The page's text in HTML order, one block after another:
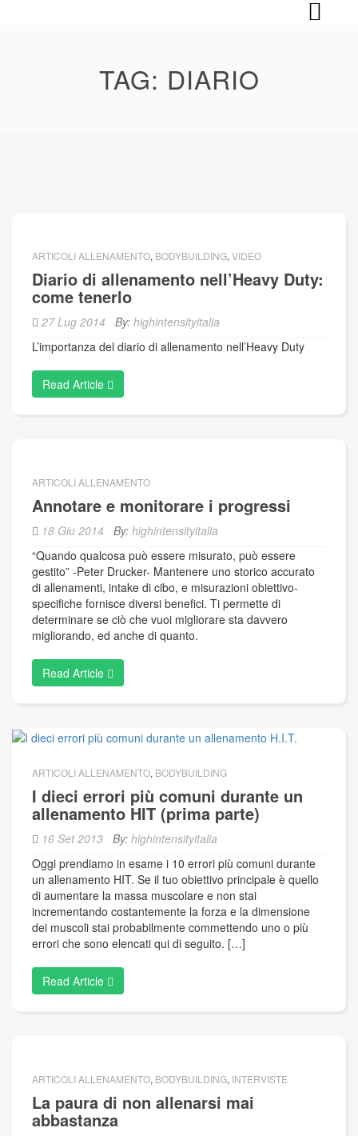
TAG: DIARIO
ARTICOLI ALLENAMENTO, BODYBUILDING, VIDEO
Diario di allenamento nell’Heavy Duty:
come tenerlo
27 Lug 2014 By: highintensityitalia
L’importanza del diario di allenamento nell’Heavy Duty
Read Article
ARTICOLI ALLENAMENTO
Annotare e monitorare i progressi
18 Giu 2014 By: highintensityitalia
“Quando qualcosa può essere misurato, può essere
gestito” -Peter Drucker- Mantenere uno storico accurato
di allenamenti, intake di cibo, e misurazioni obiettivo-
specifiche fornisce diversi benefici. Ti permette di
determinare se ciò che vuoi migliorare sta davvero
migliorando, ed anche di quanto.
Read Article
ARTICOLI ALLENAMENTO, BODYBUILDING
I dieci errori più comuni durante un
allenamento HIT (prima parte)
16 Set 2013 By: highintensityitalia
Oggi prendiamo in esame i 10 errori più comuni durante
un allenamento HIT. Se il tuo obiettivo principale è quello
di aumentare la massa muscolare e non stai
incrementando costantemente la forza e la dimensione
dei muscoli stai probabilmente commettendo uno o più
errori che sono elencati qui di seguito. […]
Read Article
ARTICOLI ALLENAMENTO, BODYBUILDING, INTERVISTE
La paura di non allenarsi mai
abbastanza